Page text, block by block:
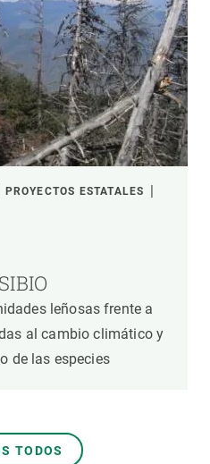
PROYECTOS ESTATALES
leñosas frente a
al cambio climático y
de las especies
TODOS